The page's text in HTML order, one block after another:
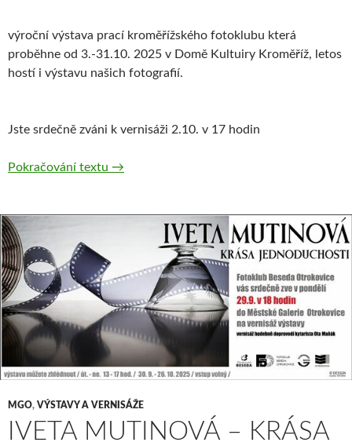
výroční výstava prací kroměřížského fotoklubu která
proběhne od 3.-31.10. 2025 v Domě Kultuiry Kroměříž, letos
hostí i výstavu našich fotografií.
Jste srdečně zváni k vernisáži 2.10. v 17 hodin
Pokračování textu Fotobraní 2025
→
MGO, VÝSTAVY A VERNISÁŽE
IVETA MUTINOVÁ – KRÁSA